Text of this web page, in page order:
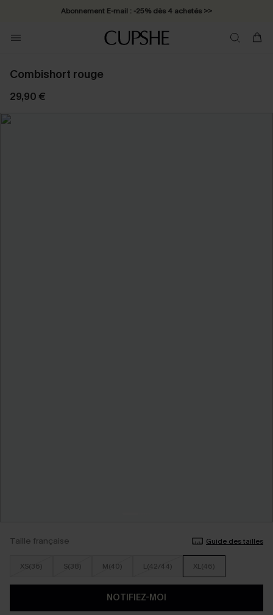
Abonnement E-mail : -25% dès 4 achetés >>
Combishort rouge
29,90 €
Taille française Guide des tailles
XS(36) S(38) M(40) L(42/44) XL(46)
NOTIFIEZ-MOI